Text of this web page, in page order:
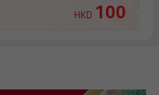
HKD 100